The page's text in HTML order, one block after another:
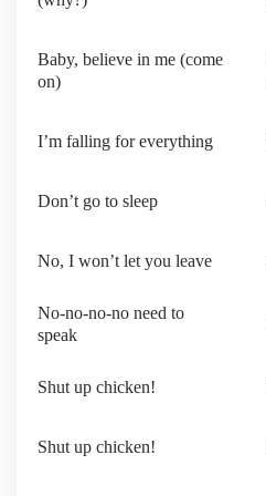
Baby, believe in me (come
on)
I’m falling for everything
Don’t go to sleep
No, I won’t let you leave
No-no-no-no need to
speak
Shut up chicken!
Shut up chicken!